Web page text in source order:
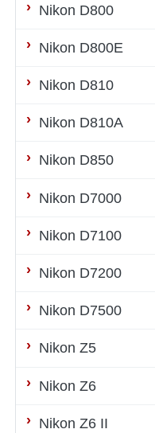
Nikon D800
Nikon D800E
Nikon D810
Nikon D810A
Nikon D850
Nikon D7000
Nikon D7100
Nikon D7200
Nikon D7500
Nikon Z5
Nikon Z6
Nikon Z6 II